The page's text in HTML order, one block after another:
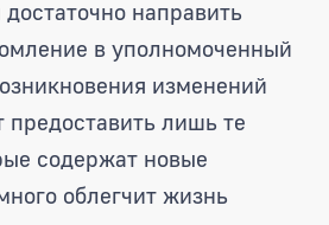
направить
в уполномоченный
изменений
предоставить лишь те
содержат новые
облегчит жизнь